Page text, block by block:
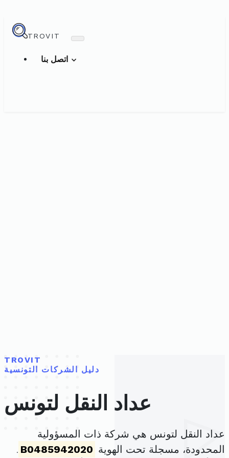
TROVIT
TROVIT
دليل الشركات التونسية
عداد النقل لتونس
عداد النقل لتونس هي شركة ذات المسؤولية
المحدودة، مسجلة تحت الهوية B0485942020
.